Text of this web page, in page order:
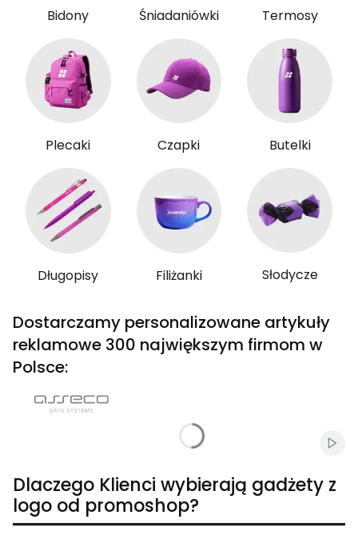
Bidony Śniadaniówki Termosy
Plecaki Czapki Butelki
Długopisy Filiżanki Słodycze
Dostarczamy personalizowane artykuły
reklamowe 300 największym firmom w
Polsce:
Dlaczego Klienci wybierają gadżety z
logo od promoshop?